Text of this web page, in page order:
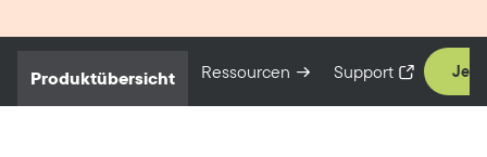
Produktübersicht Ressourcen Support